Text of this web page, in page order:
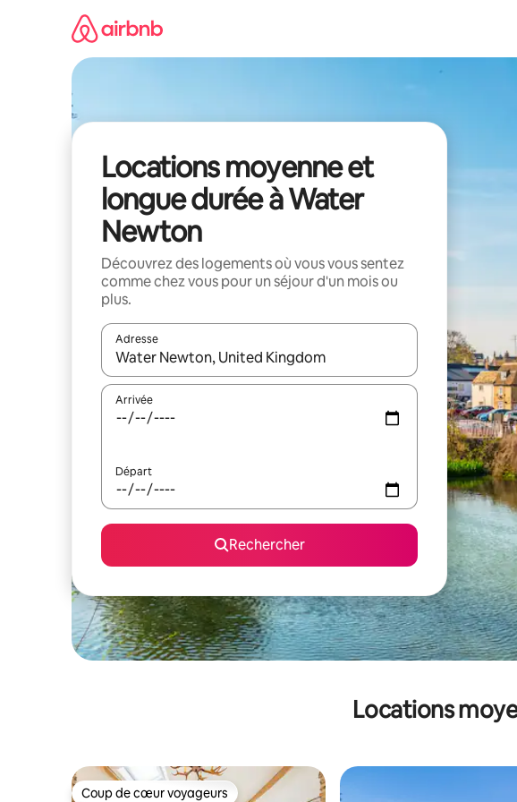
Locations moyenne et
longue durée à Water
Newton
Découvrez des logements où vous vous sentez
comme chez vous pour un séjour d'un mois ou
plus.
Adresse
Lorsque les résultats s'affichent, utilisez les flèches vers le haut et
Arrivée
Départ
Rechercher
Locations
Coup de cœur voyageurs